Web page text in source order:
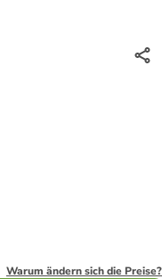
Warum ändern sich die Preise?